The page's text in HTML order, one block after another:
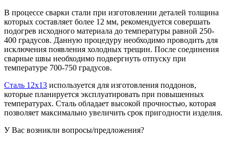
В процессе сварки стали при изготовлении деталей толщина
которых составляет более 12 мм, рекомендуется совершать
подогрев исходного материала до температуры равной 250-
400 градусов. Данную процедуру необходимо проводить для
исключения появления холодных трещин. После соединения
сварные швы необходимо подвергнуть отпуску при
температуре 700-750 градусов.
Сталь 12х13 используется для изготовления поддонов,
которые планируется эксплуатировать при повышенных
температурах. Сталь обладает высокой прочностью, которая
позволяет максимально увеличить срок пригодности изделия.
У Вас возникли вопросы/предложения?